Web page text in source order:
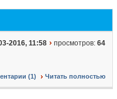
2016, 11:58 просмотров: 64
(1) Читать полностью